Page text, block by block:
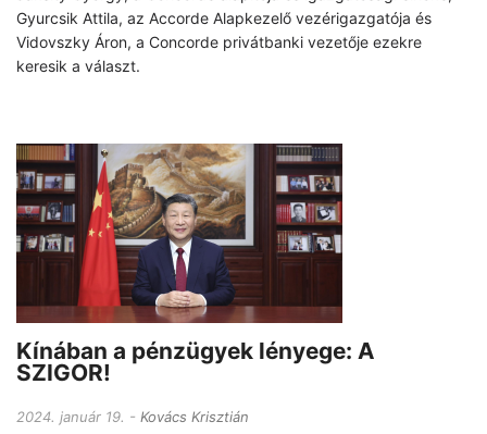
Gyurcsik Attila, az Accorde Alapkezelő vezérigazgatója és
Vidovszky Áron, a Concorde privátbanki vezetője ezekre
keresik a választ.
Kínában a pénzügyek lényege: A
SZIGOR!
2024. január 19.
Kovács Krisztián